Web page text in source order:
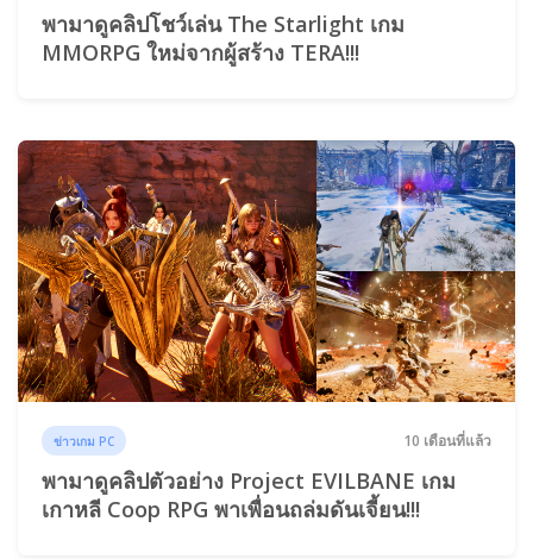
พามาดูคลิปโชว์เล่น The Starlight เกม
MMORPG ใหม่จากผู้สร้าง TERA!!!
ข่าวเกม PC 10 เดือนที่แล้ว
พามาดูคลิปตัวอย่าง Project EVILBANE เกม
เกาหลี Coop RPG พาเพื่อนถล่มดันเจี้ยน!!!